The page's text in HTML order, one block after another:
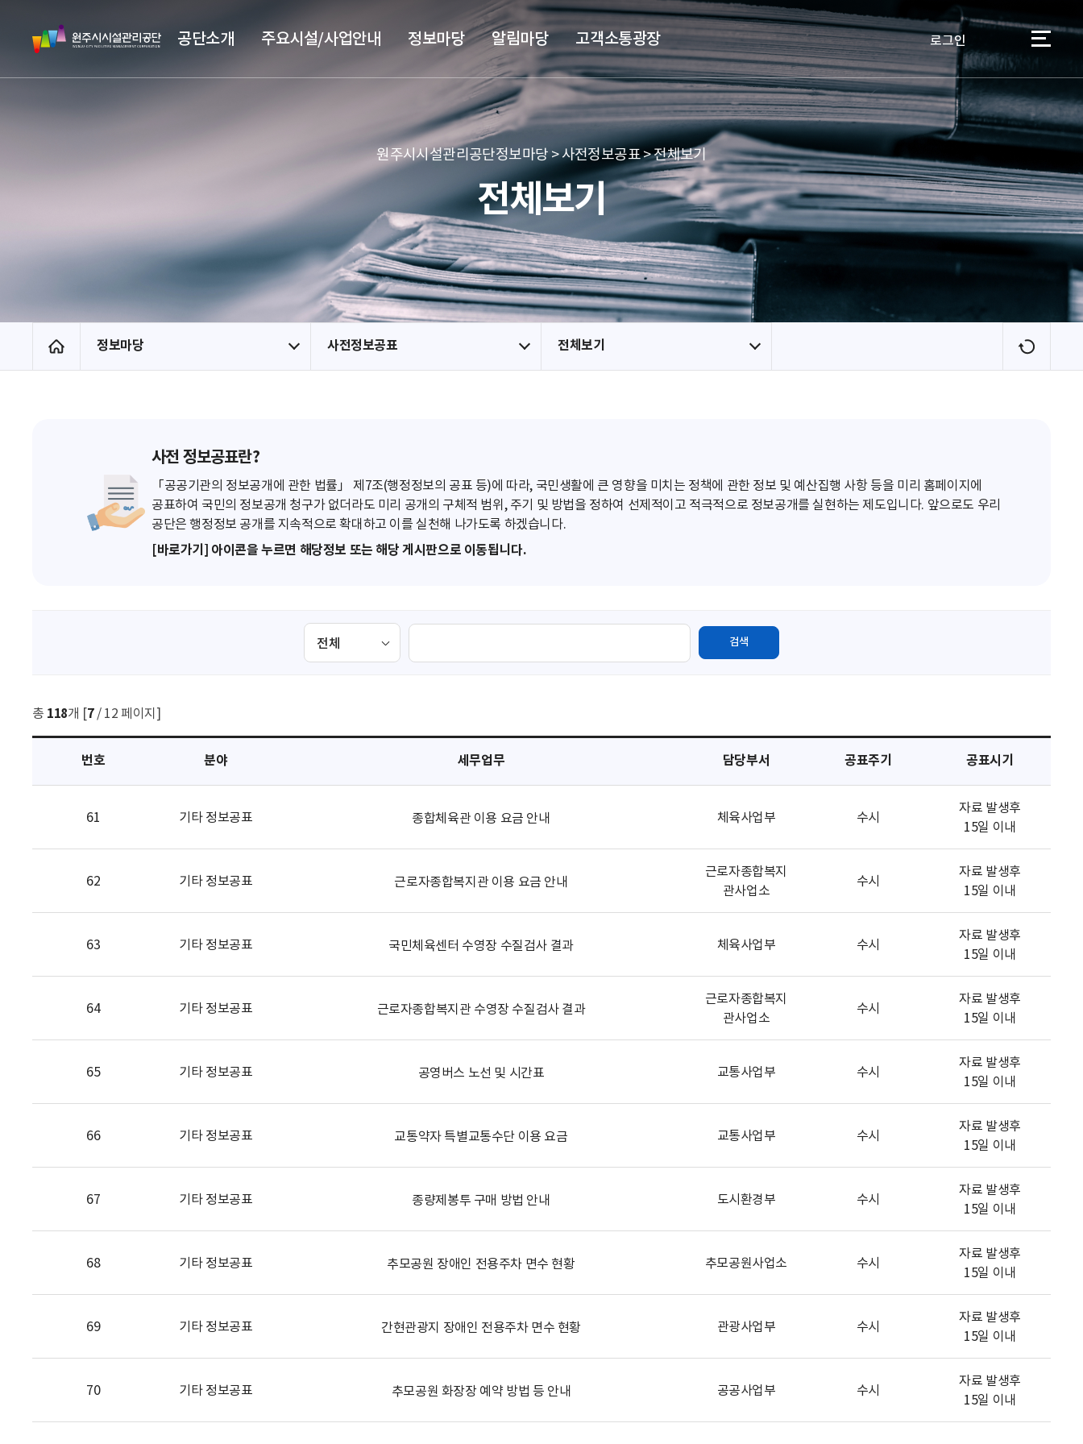
본문 바로가기
메뉴 바로가기
원
주
시
관
단
공단소개 주요시설/사업안내 정보마당 알림마당 고객소통광장 로그인 이용자
원주시시설관리공단정보마당 > 사전정보공표 > 전체보기
전체보기
홈 정보마당 사전정보공표 전체보기
새
로
사전 정보공표란?
「공공기관의 정보공개에 관한 법률」 제7조(행정정보의 공표 등)에 따라, 국민생활에 큰 영향을 미치는 정책에 관한 정보 및 예산집행 사항 등을 미리 홈페이지에
공표하여 국민의 정보공개 청구가 없더라도 미리 공개의 구체적 범위, 주기 및 방법을 정하여 선제적이고 적극적으로 정보공개를 실현하는 제도입니다. 앞으로도 우리
공단은 행정정보 공개를 지속적으로 확대하고 이를 실천해 나가도록 하겠습니다.
[바로가기] 아이콘을 누르면 해당정보 또는 해당 게시판으로 이동됩니다.
검
검색
총 118개 [7/ 12 페이지]
번호 분야 세무업무 담당부서 공표주기 공표시기
61 기타 정보공표 종합체육관 이용 요금 안내 체육사업부 수시
자료 발생후
15일 이내
62 기타 정보공표 근로자종합복지관 이용 요금 안내
근로자종합복지
관사업소
수시
자료 발생후
15일 이내
63 기타 정보공표 국민체육센터 수영장 수질검사 결과 체육사업부 수시
자료 발생후
15일 이내
64 기타 정보공표 근로자종합복지관 수영장 수질검사 결과
근로자종합복지
관사업소
수시
자료 발생후
15일 이내
65 기타 정보공표 공영버스 노선 및 시간표 교통사업부 수시
자료 발생후
15일 이내
66 기타 정보공표 교통약자 특별교통수단 이용 요금 교통사업부 수시
자료 발생후
15일 이내
67 기타 정보공표 종량제봉투 구매 방법 안내 도시환경부 수시
자료 발생후
15일 이내
68 기타 정보공표 추모공원 장애인 전용주차 면수 현황 추모공원사업소 수시
자료 발생후
15일 이내
69 기타 정보공표 간현관광지 장애인 전용주차 면수 현황 관광사업부 수시
자료 발생후
15일 이내
70 기타 정보공표 추모공원 화장장 예약 방법 등 안내 공공사업부 수시
자료 발생후
15일 이내